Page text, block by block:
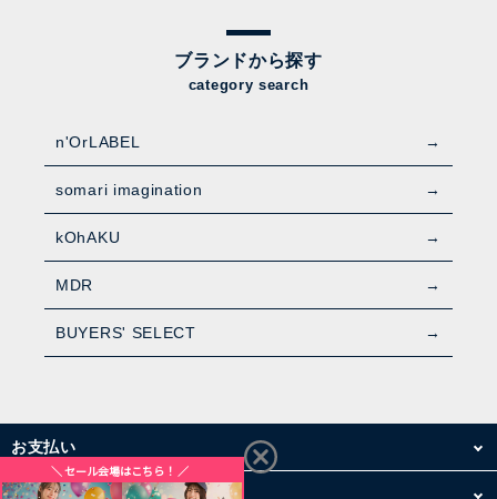
ブランドから探す
category search
n'OrLABEL
somari imagination
kOhAKU
MDR
BUYERS' SELECT
お支払い
配送・送料